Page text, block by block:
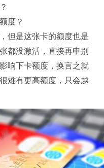
度？
但是这张卡的额度也是
都没激活，直接再申别
响下卡额度，换言之就
难有更高额度，只会越